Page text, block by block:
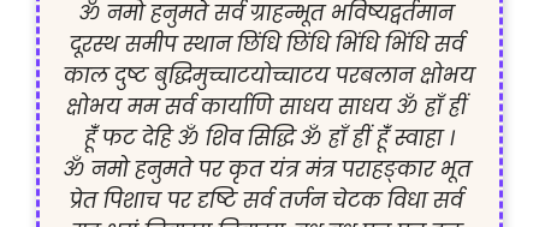
ॐ नमो हनुमते सर्व ग्राहन्भूत भविष्यद्वर्तमान
दूरस्थ समीप स्थान छिंधि छिंधि भिंधि भिंधि सर्व
काल दुष्ट बुद्धिमुच्चाटयोच्चाटय परबलान क्षोभय
क्षोभय मम सर्व कार्याणि साधय साधय ॐ ह्राँ ह्रीं
हूंँ फट देहि ॐ शिव सिद्धि ॐ ह्राँ ह्रीं हूंँ स्वाहा ।
ॐ नमो हनुमते पर कृत यंत्र मंत्र पराहङ्कार भूत
प्रेत पिशाच पर दृष्टि सर्व तर्जन चेटक विधा सर्व